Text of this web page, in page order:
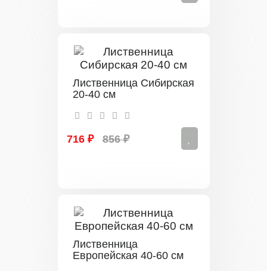
Лиственница Сибирская
20-40 см
716 ₽ 856 ₽
Лиственница
Европейская 40-60 см